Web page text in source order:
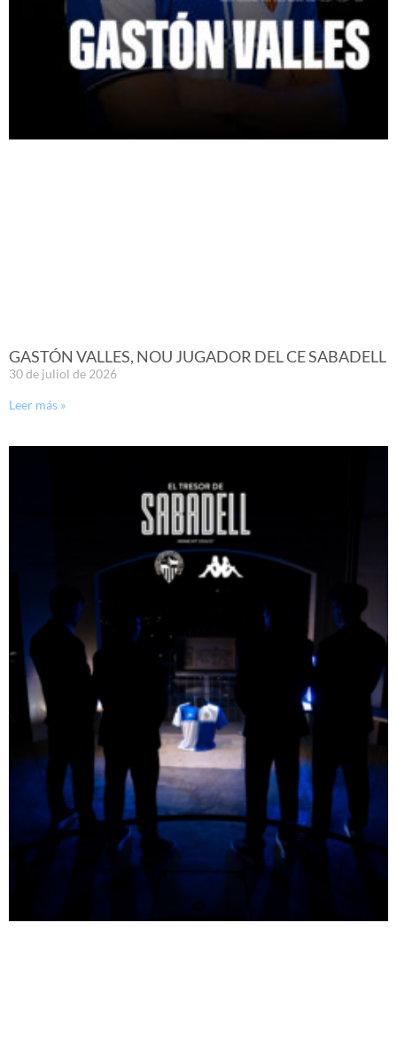
GASTÓN VALLES, NOU JUGADOR DEL CE SABADELL
30 de juliol de 2026
Leer más »